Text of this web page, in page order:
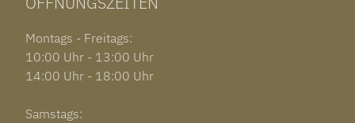
Montags - Freitags:
10:00 Uhr - 13:00 Uhr
14:00 Uhr - 18:00 Uhr
Samstags: